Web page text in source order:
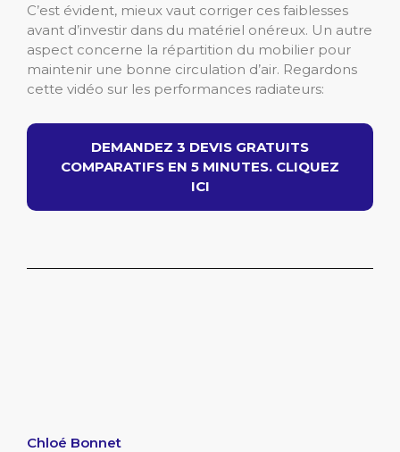
C’est évident, mieux vaut corriger ces faiblesses
avant d’investir dans du matériel onéreux. Un autre
aspect concerne la répartition du mobilier pour
maintenir une bonne circulation d’air. Regardons
cette vidéo sur les performances radiateurs:
DEMANDEZ 3 DEVIS GRATUITS
COMPARATIFS EN 5 MINUTES. CLIQUEZ
ICI
Chloé Bonnet